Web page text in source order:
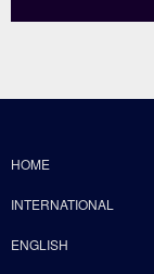
HOME
INTERNATIONAL
ENGLISH